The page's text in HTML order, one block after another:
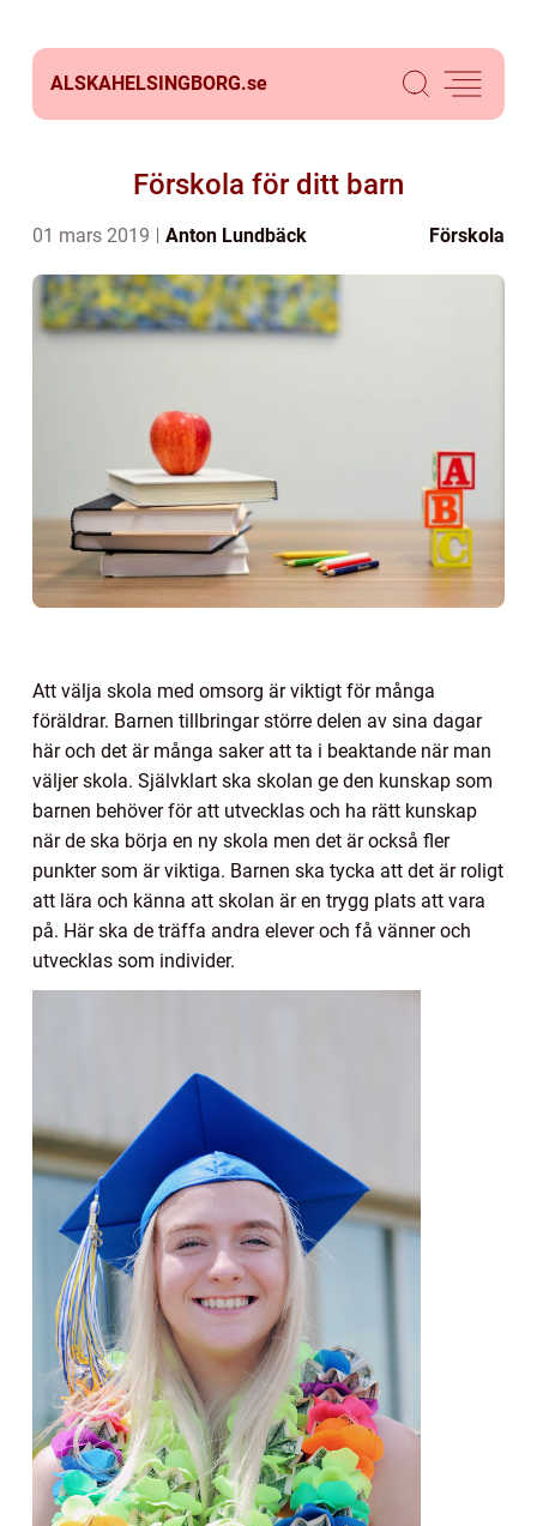
ALSKAHELSINGBORG.se
Förskola för ditt barn
01 mars 2019 Anton Lundbäck Förskola
Att välja skola med omsorg är viktigt för många
föräldrar. Barnen tillbringar större delen av sina dagar
här och det är många saker att ta i beaktande när man
väljer skola. Självklart ska skolan ge den kunskap som
barnen behöver för att utvecklas och ha rätt kunskap
när de ska börja en ny skola men det är också fler
punkter som är viktiga. Barnen ska tycka att det är roligt
att lära och känna att skolan är en trygg plats att vara
på. Här ska de träffa andra elever och få vänner och
utvecklas som individer.